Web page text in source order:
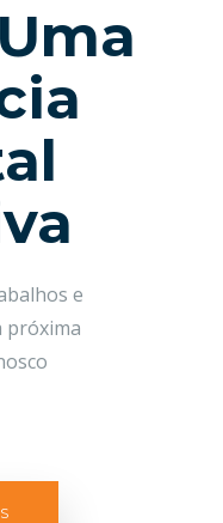
e
próxima